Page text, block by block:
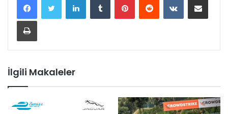
İlgili Makaleler